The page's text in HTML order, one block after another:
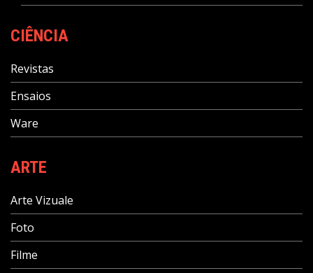
CIÊNCIA
Revistas
Ensaios
Ware
ARTE
Arte Vizuale
Foto
Filme